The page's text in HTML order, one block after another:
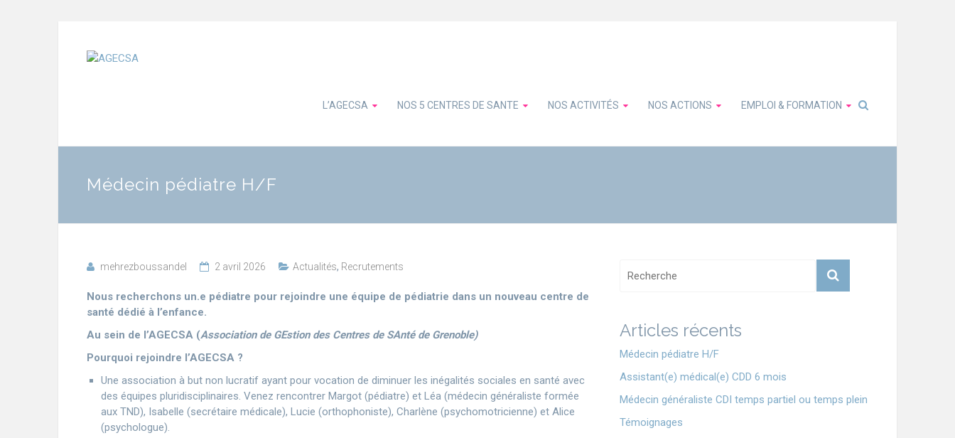
L’AGECSA NOS 5 CENTRES DE SANTE NOS ACTIVITÉS NOS ACTIONS EMPLOI & FORMATION
Médecin pédiatre H/F
mehrezboussandel 2 avril 2026 Actualités, Recrutements
Nous recherchons un.e pédiatre pour rejoindre une équipe de pédiatrie dans un nouveau centre de
santé dédié à l’enfance.
Au sein de l’AGECSA (Association de GEstion des Centres de SAnté de Grenoble)
Pourquoi rejoindre l’AGECSA ?
Une association à but non lucratif ayant pour vocation de diminuer les inégalités sociales en santé avec
des équipes pluridisciplinaires. Venez rencontrer Margot (pédiatre) et Léa (médecin généraliste formée
aux TND), Isabelle (secrétaire médicale), Lucie (orthophoniste), Charlène (psychomotricienne) et Alice
(psychologue).
Articles récents
Médecin pédiatre H/F
Assistant(e) médical(e) CDD 6 mois
Médecin généraliste CDI temps partiel ou temps plein
Témoignages